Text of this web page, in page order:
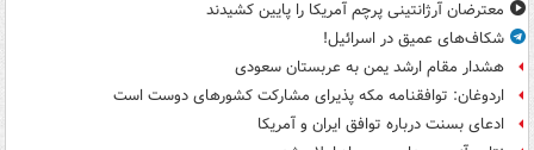
معترضان آرژانتینی پرچم آمریکا را پایین کشیدند
شکاف‌های عمیق در اسرائیل!
هشدار مقام ارشد یمن به عربستان سعودی
اردوغان: توافقنامه مکه پذیرای مشارکت کشورهای دوست است
ادعای بسنت درباره توافق ایران و آمریکا